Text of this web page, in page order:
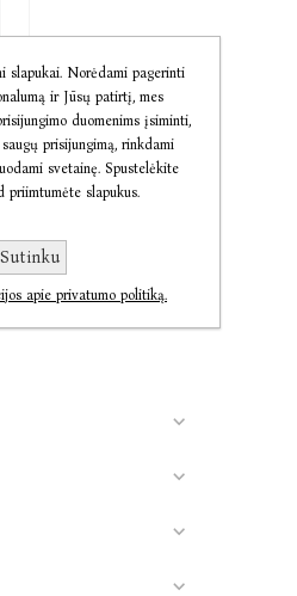
slapukai. Norėdami pagerinti
ir Jūsų patirtį, mes
duomenims įsiminti,
prisijungimą, rinkdami
svetainę. Spustelėkite
priimtumėte slapukus.
Sutinku
apie privatumo politiką.